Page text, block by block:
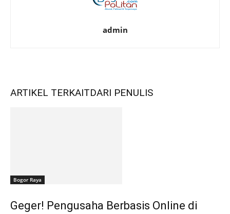
admin
ARTIKEL TERKAITDARI PENULIS
Bogor Raya
Geger! Pengusaha Berbasis Online di